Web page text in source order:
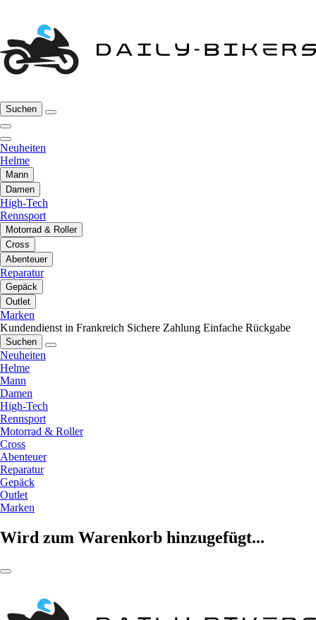
Suchen
Neuheiten
Helme
Mann
Damen
High-Tech
Rennsport
Motorrad & Roller
Cross
Abenteuer
Reparatur
Gepäck
Outlet
Marken
Kundendienst in Frankreich Sichere Zahlung Einfache Rückgabe
Suchen
Neuheiten
Helme
Mann
Damen
High-Tech
Rennsport
Motorrad & Roller
Cross
Abenteuer
Reparatur
Gepäck
Outlet
Marken
Wird zum Warenkorb hinzugefügt...